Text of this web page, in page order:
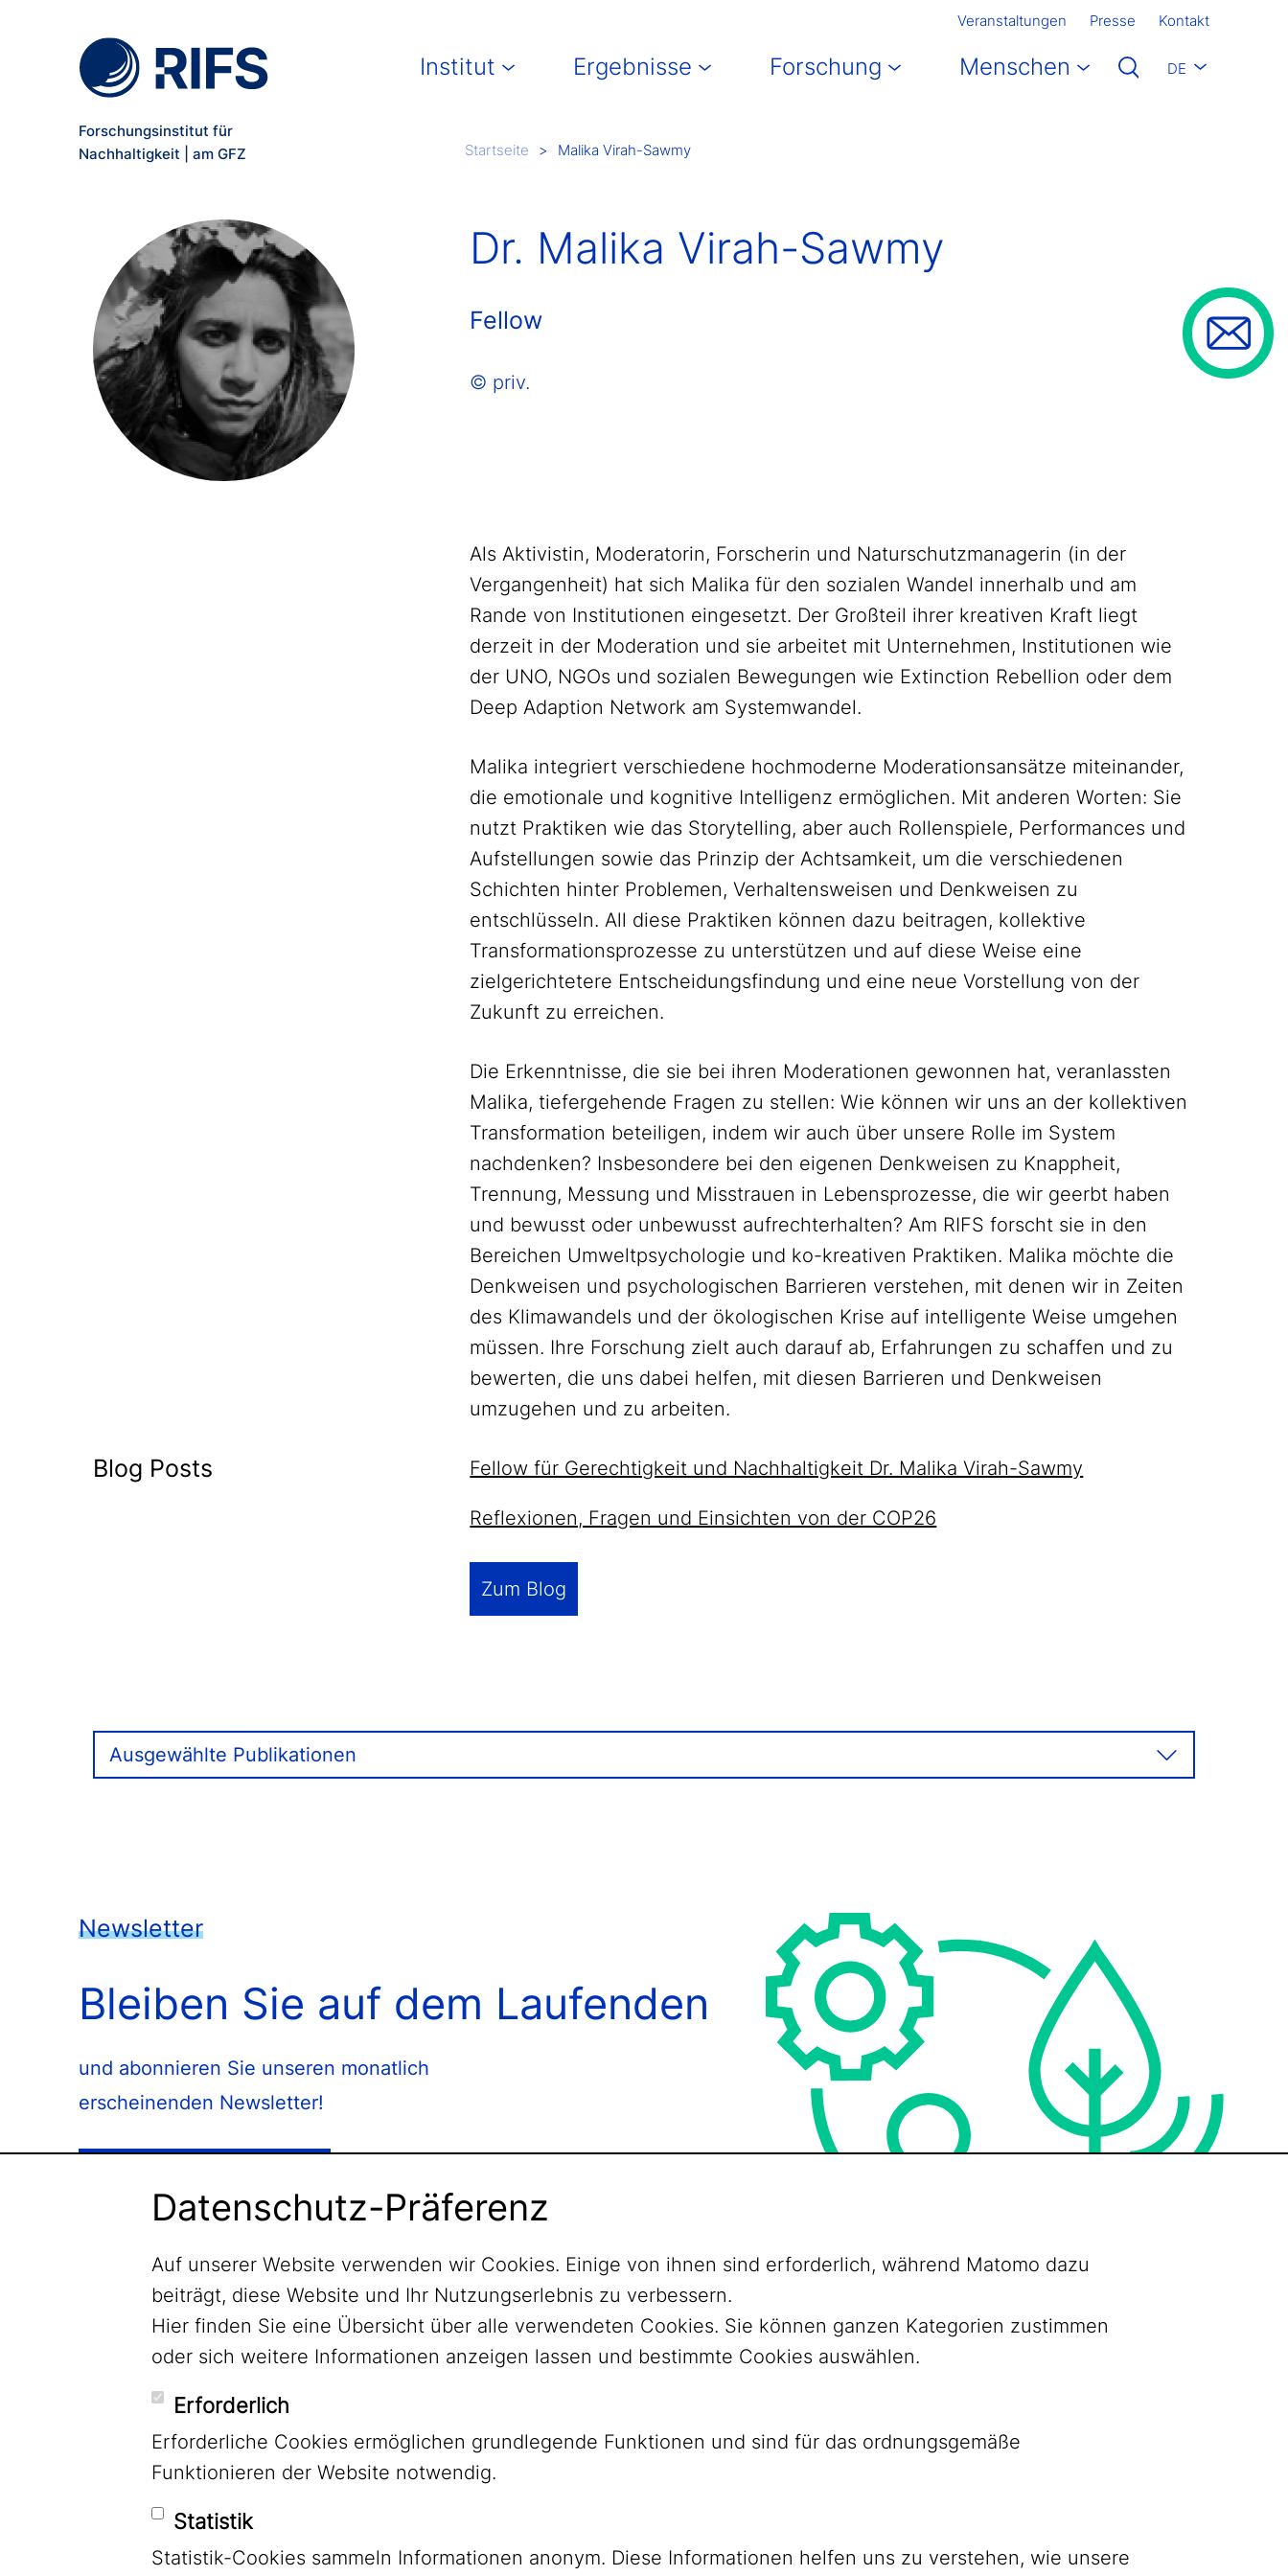
Veranstaltungen Presse Kontakt
Institut Ergebnisse Forschung Menschen DE
Forschungsinstitut für
Nachhaltigkeit | am GFZ
Breadcrumb
Startseite Malika Virah-Sawmy
Dr. Malika Virah-Sawmy
Fellow
© priv.
Als Aktivistin, Moderatorin, Forscherin und Naturschutzmanagerin (in der
Vergangenheit) hat sich Malika für den sozialen Wandel innerhalb und am
Rande von Institutionen eingesetzt. Der Großteil ihrer kreativen Kraft liegt
derzeit in der Moderation und sie arbeitet mit Unternehmen, Institutionen wie
der UNO, NGOs und sozialen Bewegungen wie Extinction Rebellion oder dem
Deep Adaption Network am Systemwandel.
Malika integriert verschiedene hochmoderne Moderationsansätze miteinander,
die emotionale und kognitive Intelligenz ermöglichen. Mit anderen Worten: Sie
nutzt Praktiken wie das Storytelling, aber auch Rollenspiele, Performances und
Aufstellungen sowie das Prinzip der Achtsamkeit, um die verschiedenen
Schichten hinter Problemen, Verhaltensweisen und Denkweisen zu
entschlüsseln. All diese Praktiken können dazu beitragen, kollektive
Transformationsprozesse zu unterstützen und auf diese Weise eine
zielgerichtetere Entscheidungsfindung und eine neue Vorstellung von der
Zukunft zu erreichen.
Die Erkenntnisse, die sie bei ihren Moderationen gewonnen hat, veranlassten
Malika, tiefergehende Fragen zu stellen: Wie können wir uns an der kollektiven
Transformation beteiligen, indem wir auch über unsere Rolle im System
nachdenken? Insbesondere bei den eigenen Denkweisen zu Knappheit,
Trennung, Messung und Misstrauen in Lebensprozesse, die wir geerbt haben
und bewusst oder unbewusst aufrechterhalten? Am RIFS forscht sie in den
Bereichen Umweltpsychologie und ko-kreativen Praktiken. Malika möchte die
Denkweisen und psychologischen Barrieren verstehen, mit denen wir in Zeiten
des Klimawandels und der ökologischen Krise auf intelligente Weise umgehen
müssen. Ihre Forschung zielt auch darauf ab, Erfahrungen zu schaffen und zu
bewerten, die uns dabei helfen, mit diesen Barrieren und Denkweisen
umzugehen und zu arbeiten.
Blog Posts Fellow für Gerechtigkeit und Nachhaltigkeit Dr. Malika Virah-Sawmy
Reflexionen, Fragen und Einsichten von der COP26
Zum Blog
Ausgewählte Publikationen
Newsletter
Bleiben Sie auf dem Laufenden
und abonnieren Sie unseren monatlich
erscheinenden Newsletter!
LinkedIn YouTube Mastodon Bluesky
Datenschutz-Präferenz
Auf unserer Website verwenden wir Cookies. Einige von ihnen sind erforderlich, während Matomo dazu
beiträgt, diese Website und Ihr Nutzungserlebnis zu verbessern.
Hier finden Sie eine Übersicht über alle verwendeten Cookies. Sie können ganzen Kategorien zustimmen
oder sich weitere Informationen anzeigen lassen und bestimmte Cookies auswählen.
Erforderlich
Erforderliche Cookies ermöglichen grundlegende Funktionen und sind für das ordnungsgemäße
Funktionieren der Website notwendig.
Statistik
Statistik-Cookies sammeln Informationen anonym. Diese Informationen helfen uns zu verstehen, wie unsere